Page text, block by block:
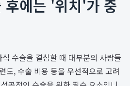
후에는 '위치'가 중
수술을 결심할 때 대부분의 사람들
도, 수술 비용 등을 우선적으로 고려